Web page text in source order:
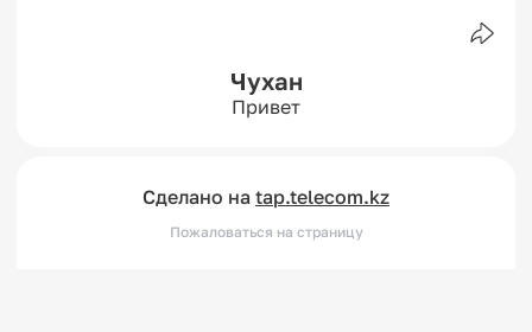
Чухан
Привет
Сделано на tap.telecom.kz
Пожаловаться на страницу